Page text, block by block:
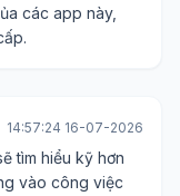
các app này,
14:57:24 16-07-2026
tìm hiểu kỹ hơn
vào công việc